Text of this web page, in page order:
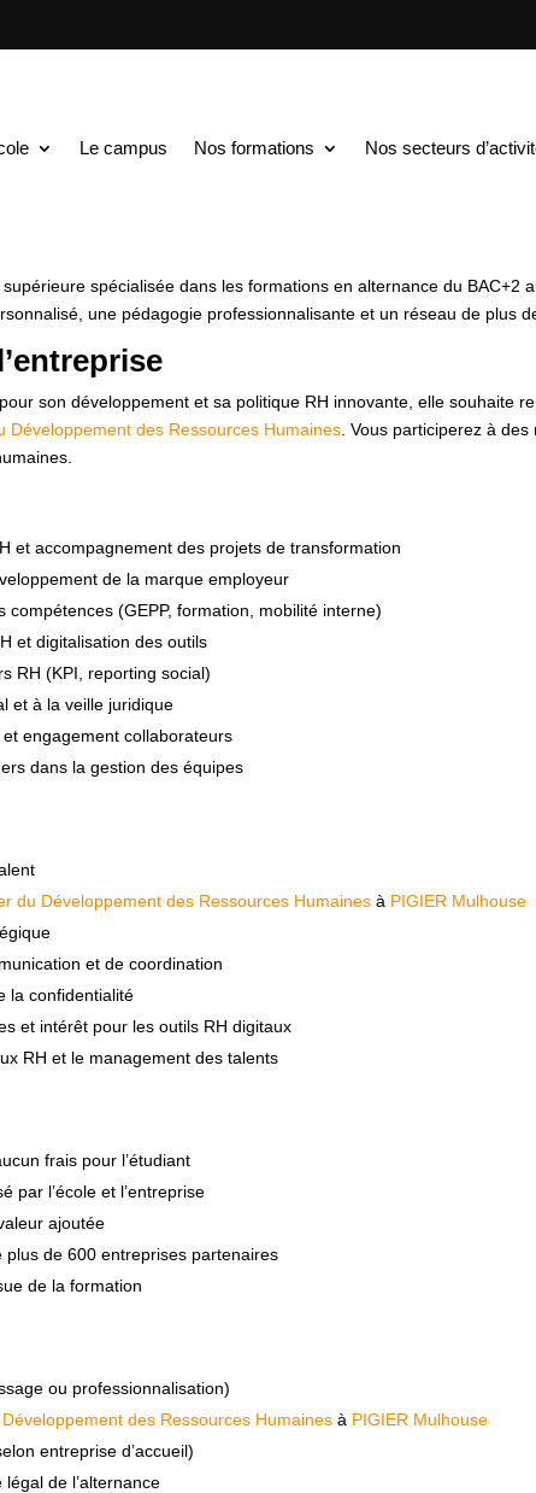
Le campus Nos formations Nos secteurs
Développement des
H/F
spécialisée dans les formations en alternance du BAC+2
une pédagogie professionnalisante et un réseau de plus
son développement et sa politique RH innovante, elle souhaite
Développement des Ressources Humaines . Vous participerez à
et accompagnement des projets de transformation
de la marque employeur
compétences (GEPP, formation, mobilité interne)
et digitalisation des outils
RH (KPI, reporting social)
et à la veille juridique
engagement collaborateurs
dans la gestion des équipes
du Développement des Ressources Humaines à PIGIER Mulhouse
et de coordination
la confidentialité
et intérêt pour les outils RH digitaux
RH et le management des talents
frais pour l’étudiant
par l’école et l’entreprise
ajoutée
de 600 entreprises partenaires
de la formation
ou professionnalisation)
des Ressources Humaines à PIGIER Mulhouse
entreprise d’accueil)
de l’alternance